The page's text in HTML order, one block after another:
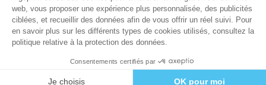
ACCÈS
mail
TÉL